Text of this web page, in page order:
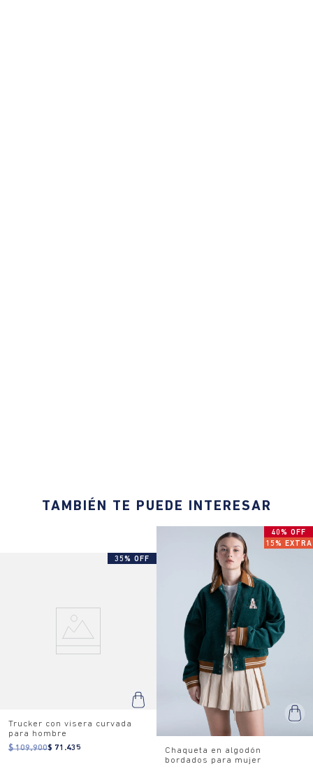
TAMBIÉN TE PUEDE INTERESAR
35% OFF
Trucker con visera curvada
para hombre
$ 109.900$ 71.435
40% OFF
15% EXTRA
Chaqueta en algodón
bordados para mujer